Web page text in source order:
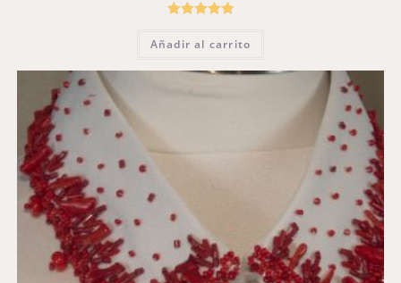
5.00de 5
Añadir al carrito